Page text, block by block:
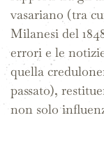
vasariano (tra
Milanesi del
errori e le
quella
passato),
non solo